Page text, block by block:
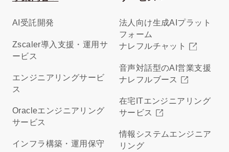
AI受託開発
Zscaler導入支援・運用サ
ービス
エンジニアリングサービ
ス
Oracleエンジニアリング
サービス
インフラ構築・運用保守
法人向け生成AIプラット
フォーム
ナレフルチャット
音声対話型のAI営業支援
ナレフルブース
在宅ITエンジニアリング
サービス
情報システムエンジニア
リング